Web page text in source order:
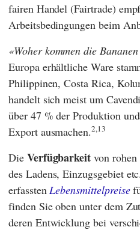
fairen Handel (Fairtrade)
Arbeitsbedingungen beim
Woher kommen die
Europa erhältliche Ware
Philippinen, Costa Rica,
handelt sich meist um
über 47 % der Produktion
Export ausmachen.2,13
Die Verfügbarkeit von rohen
des Ladens, Einzugsgebiet
erfassten Lebensmittelpreise
finden Sie oben unter dem
deren Entwicklung bei